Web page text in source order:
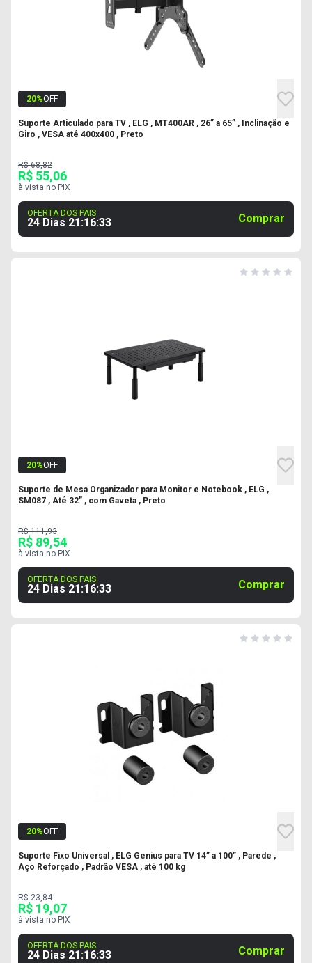
20%OFF
Suporte Articulado para TV , ELG , MT400AR , 26” a 65” , Inclinação e
Giro , VESA até 400x400 , Preto
R$ 68,82
R$ 55,06
à vista no PIX
OFERTA DOS PAIS
24 Dias 21:16:32 Comprar
20%OFF
Suporte de Mesa Organizador para Monitor e Notebook , ELG ,
SM087 , Até 32” , com Gaveta , Preto
R$ 111,93
R$ 89,54
à vista no PIX
OFERTA DOS PAIS
24 Dias 21:16:32 Comprar
20%OFF
Suporte Fixo Universal , ELG Genius para TV 14” a 100” , Parede ,
Aço Reforçado , Padrão VESA , até 100 kg
R$ 23,84
R$ 19,07
à vista no PIX
OFERTA DOS PAIS
24 Dias 21:16:32 Comprar